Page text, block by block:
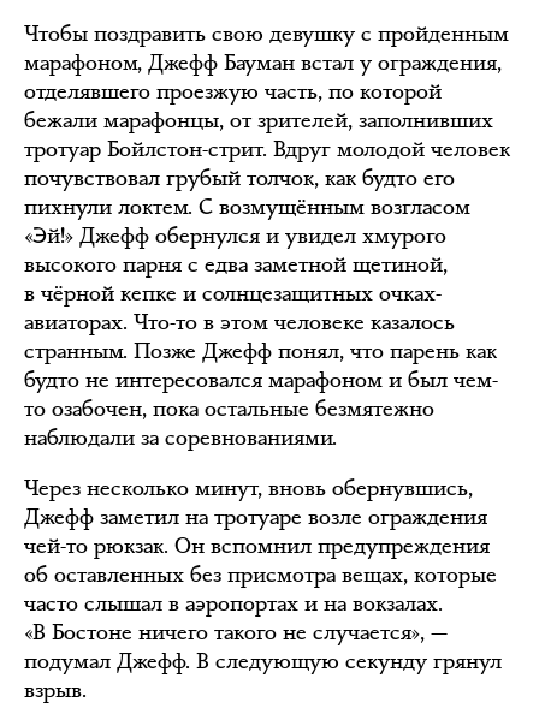
Чтобы поздравить свою девушку с пройденным
марафоном, Джефф Бауман встал у ограждения,
отделявшего проезжую часть, по которой
бежали марафонцы, от зрителей, заполнивших
тротуар Бойлстон-стрит. Вдруг молодой человек
почувствовал грубый толчок, как будто его
пихнули локтем. С возмущённым возгласом
«Эй!» Джефф обернулся и увидел хмурого
высокого парня с едва заметной щетиной,
в чёрной кепке и солнцезащитных очках-
авиаторах. Что-то в этом человеке казалось
странным. Позже Джефф понял, что парень как
будто не интересовался марафоном и был чем-
то озабочен, пока остальные безмятежно
наблюдали за соревнованиями.
Через несколько минут, вновь обернувшись,
Джефф заметил на тротуаре возле ограждения
чей-то рюкзак. Он вспомнил предупреждения
об оставленных без присмотра вещах, которые
часто слышал в аэропортах и на вокзалах.
«В Бостоне ничего такого не случается», —
подумал Джефф. В следующую секунду грянул
взрыв.